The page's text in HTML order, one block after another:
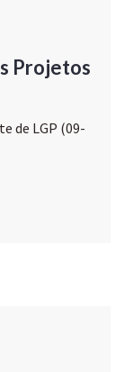
Projetos
de LGP (09-